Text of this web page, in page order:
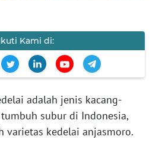
Kami di:
adalah jenis kacang-
subur di Indonesia,
varietas kedelai anjasmoro.